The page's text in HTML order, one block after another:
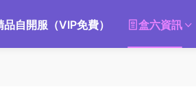
品自開服（VIP免費） 盒六資訊